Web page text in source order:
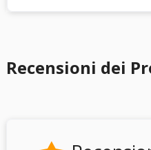
Recensioni dei